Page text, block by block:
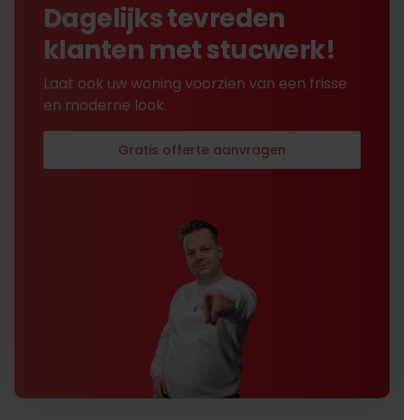
Dagelijks tevreden
klanten met stucwerk!
Laat ook uw woning voorzien van een frisse
en moderne look.
Gratis offerte aanvragen